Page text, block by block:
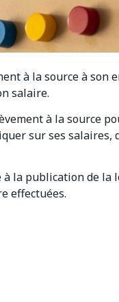
à la source à son
salaire.
à la source
sur ses salaires,
la publication de la
effectuées.